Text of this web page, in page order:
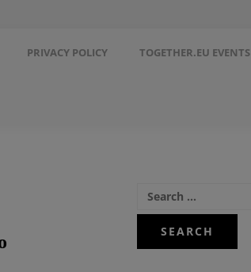
PRIVACY POLICY TOGETHER.EU EVENTS